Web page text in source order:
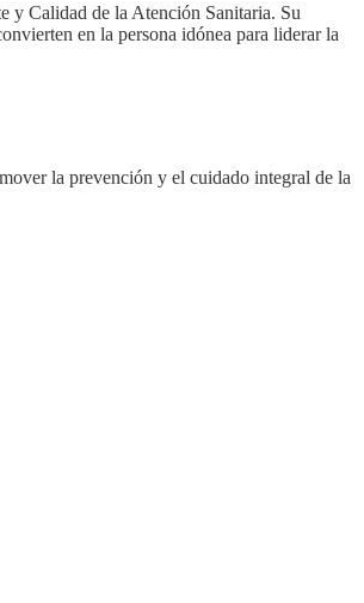
y Calidad de la Atención Sanitaria. Su
en la persona idónea para liderar la
la prevención y el cuidado integral de la